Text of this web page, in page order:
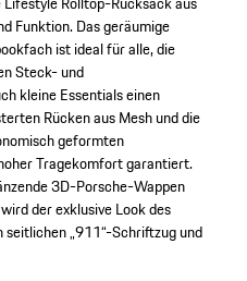
Funktion. Das geräumige
ist ideal für alle, die
Steck- und
kleine Essentials einen
Rücken aus Mesh und die
geformten
Tragekomfort garantiert.
3D-Porsche-Wappen
der exklusive Look des
„911“-Schriftzug und